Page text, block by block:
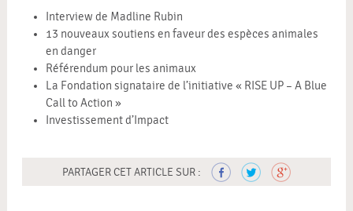
Interview de Madline Rubin
13 nouveaux soutiens en faveur des espèces animales
en danger
Référendum pour les animaux
La Fondation signataire de l’initiative « RISE UP – A Blue
Call to Action »
Investissement d’Impact
PARTAGER CET ARTICLE SUR :